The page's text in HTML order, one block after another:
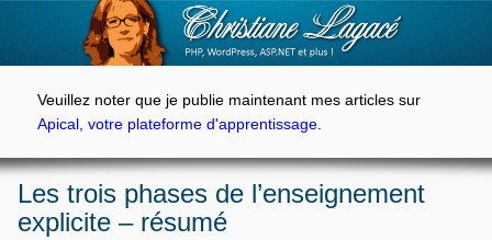
Veuillez noter que je publie maintenant mes articles sur
Apical, votre plateforme d'apprentissage
Les trois phases de l’enseignement
explicite – résumé